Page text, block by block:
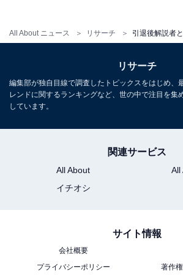
All About ニュース リサーチ
も大半がテレビから。宣伝会議「編集･ライタ
次ページ
10位までの全ラ
で見る
リサーチ
編集部が独自目線で調査したトピックスをはじめ、
レンドに関するランキングなど、世の中で注目を集
しています。
関連サービス
All About
All
イチオシ
サイト情報
会社概要
プライバシーポリシー
著作